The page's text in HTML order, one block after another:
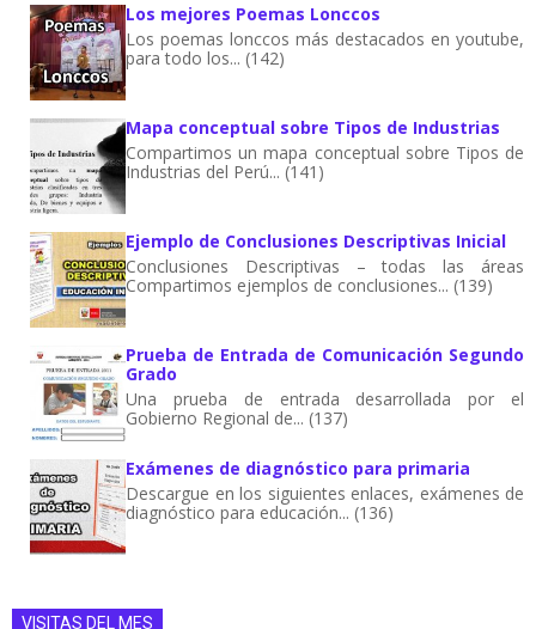
Los mejores Poemas Lonccos
Los poemas lonccos más destacados en youtube,
para todo los... (142)
Mapa conceptual sobre Tipos de Industrias
Compartimos un mapa conceptual sobre Tipos de
Industrias del Perú... (141)
Ejemplo de Conclusiones Descriptivas Inicial
Conclusiones Descriptivas – todas las áreas
Compartimos ejemplos de conclusiones... (139)
Prueba de Entrada de Comunicación Segundo
Grado
Una prueba de entrada desarrollada por el
Gobierno Regional de... (137)
Exámenes de diagnóstico para primaria
Descargue en los siguientes enlaces, exámenes de
diagnóstico para educación... (136)
VISITAS DEL MES